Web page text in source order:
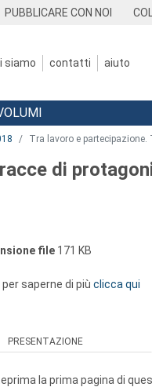
PUBBLICARE CON NOI
siamo contatti aiuto
Tra lavoro e
di
file 171 KB
saperne di più clicca qui
PRESENTAZIONE
la prima pagina di